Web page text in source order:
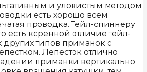
и уловистым методом
есть хорошо всем
проводка. Тейл-спиннеру
есть коренной отличие тейл-
других типов приманок с
Лепесток отлично
приманки вертикально